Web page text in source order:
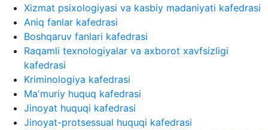
Xizmat psixologiyasi va kasbiy madaniyati kafedrasi
Aniq fanlar kafedrasi
Boshqaruv fanlari kafedrasi
Raqamli texnologiyalar va axborot xavfsizligi
kafedrasi
Kriminologiya kafedrasi
Maʼmuriy huquq kafedrasi
Jinoyat huquqi kafedrasi
Jinoyat-protsessual huquqi kafedrasi